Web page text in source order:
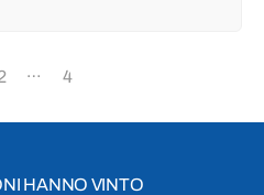
… 4
HANNO VINTO